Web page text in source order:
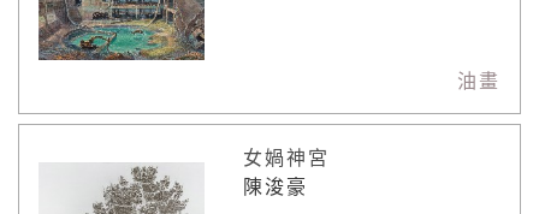
油畫
女媧神宮
陳浚豪